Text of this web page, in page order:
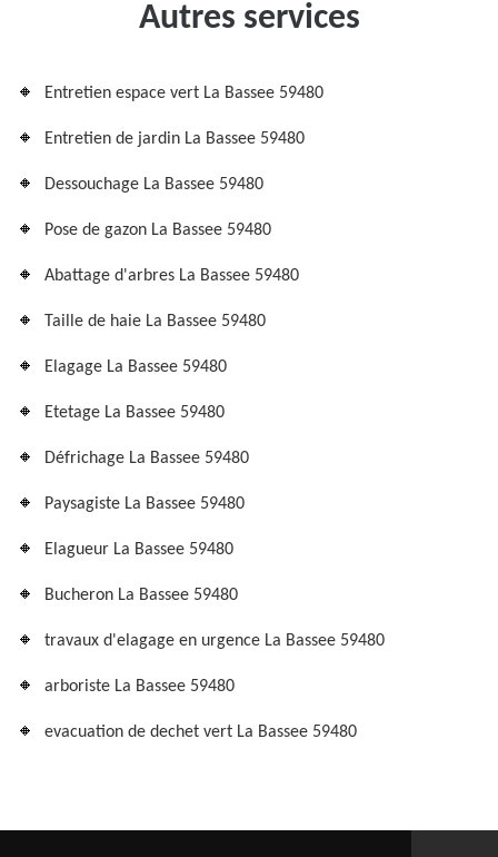
Autres services
Entretien espace vert La Bassee 59480
Entretien de jardin La Bassee 59480
Dessouchage La Bassee 59480
Pose de gazon La Bassee 59480
Abattage d'arbres La Bassee 59480
Taille de haie La Bassee 59480
Elagage La Bassee 59480
Etetage La Bassee 59480
Défrichage La Bassee 59480
Paysagiste La Bassee 59480
Elagueur La Bassee 59480
Bucheron La Bassee 59480
travaux d'elagage en urgence La Bassee 59480
arboriste La Bassee 59480
evacuation de dechet vert La Bassee 59480